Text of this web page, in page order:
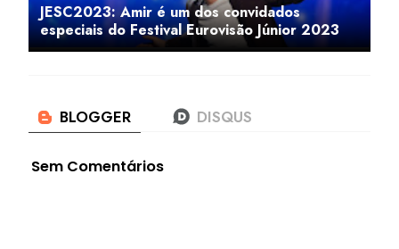
JESC2023: Amir é um dos convidados
especiais do Festival Eurovisão Júnior 2023
Sem Comentários